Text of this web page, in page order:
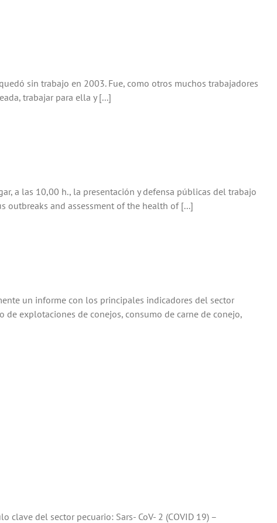
sin trabajo en 2003. Fue, como otros muchos trabajadores
trabajar para ella y [...]
a las 10,00 h., la presentación y defensa públicas del trabajo
outbreaks and assessment of the health of [...]
un informe con los principales indicadores del sector
explotaciones de conejos, consumo de carne de conejo,
clave del sector pecuario: Sars- CoV- 2 (COVID 19) –